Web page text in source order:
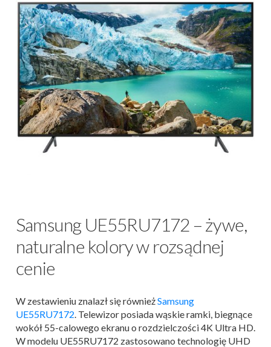
Samsung UE55RU7172 – żywe,
naturalne kolory w rozsądnej
cenie
W zestawieniu znalazł się równieżSamsung
UE55RU7172. Telewizor posiada wąskie ramki, biegnące
wokół 55-calowego ekranu o rozdzielczości 4K Ultra HD.
W modelu UE55RU7172 zastosowano technologię UHD